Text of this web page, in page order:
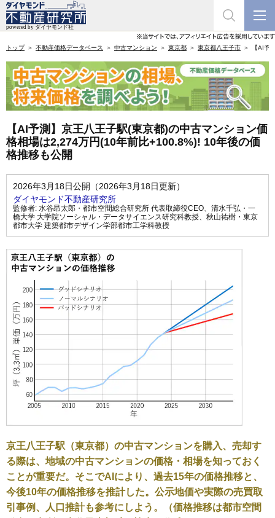
トップ 不動産価格データベース 中古マンション 東京都 東京都八王子市 【AI予
【AI予測】京王八王子駅(東京都)の中古マンション価
格相場は2,274万円(10年前比+100.8%)! 10年後の価
格推移も公開
2026年3月18日公開（2026年3月18日更新）
ダイヤモンド不動産研究所
監修者: 水谷昂太郎・都市空間総合研究所 代表取締役CEO、 清水千弘・一
橋大学 大学院ソーシャル・データサイエンス研究科教授、 秋山祐樹・東京
都市大学 建築都市デザイン学部都市工学科教授
京王八王子駅（東京都）の中古マンションを購入、売却す
る際は、地域の中古マンションの価格・相場を知っておく
ことが重要だ。そこでAIにより、過去15年の価格推移と、
今後10年の価格推移を推計した。公示地価や実際の売買取
引事例、人口推計も参考にしよう。（価格推移は都市空間